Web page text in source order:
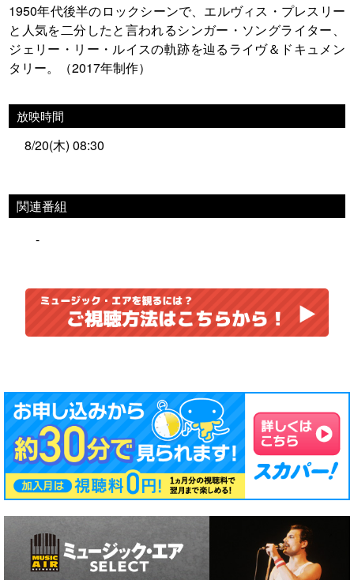
1950年代後半のロックシーンで、エルヴィス・プレスリー
と人気を二分したと言われるシンガー・ソングライター、
ジェリー・リー・ルイスの軌跡を辿るライヴ＆ドキュメン
タリー。（2017年制作）
放映時間
8/20(木) 08:30
関連番組
-